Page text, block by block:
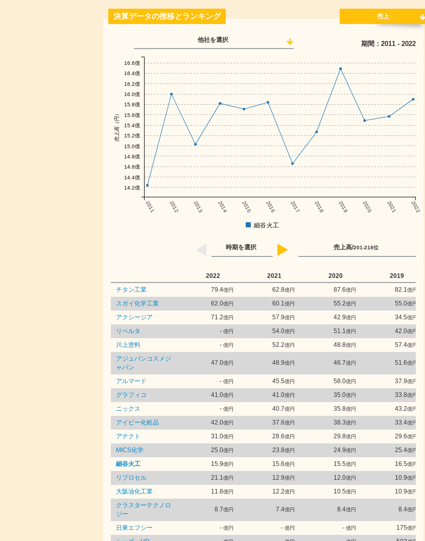
決算データの推移とランキング 売上
他社を選択 期間： 2011- 2022
2011 2012 2013 2014 2015 2016 2017 2018 2019 2020 2021 2022
売上高（円）
14.2億
14.4億
14.6億
14.8億
15.0億
15.2億
15.4億
15.6億
15.8億
16.0億
16.2億
16.4億
16.6億
細谷火工
売上高/201-218位
時期を選択
2022 2021 2020 2019
チタン工業
79.4億円 62.8億円 87.6億円 82.1億円
スガイ化学工業 62.0億円 60.1億円 55.2億円 55.0億円
アクシージア 71.2億円 57.9億円 42.9億円 34.5億円
リベルタ - 億円 54.0億円 51.1億円 42.0億円
川上塗料 - 億円 52.2億円 48.8億円 57.4億円
アジュバンコスメジ
ャパン
47.0億円 48.9億円 46.7億円 51.6億円
アルマード - 億円 45.5億円 58.0億円 37.9億円
グラフィコ 41.0億円 41.0億円 35.0億円 33.8億円
ニックス - 億円 40.7億円 35.8億円 43.2億円
アイビー化粧品 42.0億円 37.6億円 38.3億円 33.4億円
アテクト 31.0億円 28.6億円 29.8億円 29.6億円
MICS化学 25.0億円 23.8億円 24.9億円 25.4億円
細谷火工 15.9億円 15.6億円 15.5億円 16.5億円
リプロセル 21.1億円 12.9億円 12.0億円 10.9億円
大阪油化工業 11.8億円 12.2億円 10.5億円 10.9億円
クラスターテクノロ
ジー
8.7億円 7.4億円 8.4億円 8.4億円
日東エフシー - 億円 - 億円 - 億円 175億円